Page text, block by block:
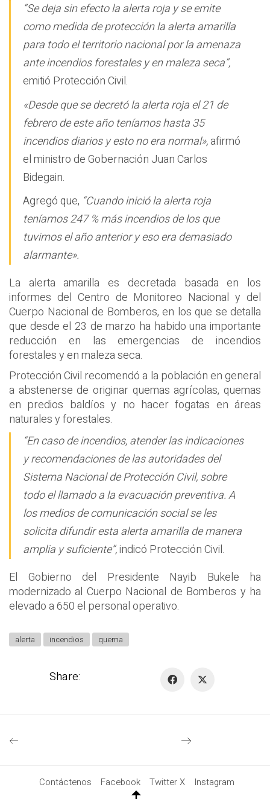
“Se deja sin efecto la alerta roja y se emite
como medida de protección la alerta amarilla
para todo el territorio nacional por la amenaza
ante incendios forestales y en maleza seca”,
emitió Protección Civil.
«Desde que se decretó la alerta roja el 21 de
febrero de este año teníamos hasta 35
incendios diarios y esto no era normal»,afirmó
el ministro de Gobernación Juan Carlos
Bidegain.
Agregó que, “Cuando inició la alerta roja
teníamos 247 % más incendios de los que
tuvimos el año anterior y eso era demasiado
alarmante».
La alerta amarilla es decretada basada en los
informes del Centro de Monitoreo Nacional y del
Cuerpo Nacional de Bomberos, en los que se detalla
que desde el 23 de marzo ha habido una importante
reducción en las emergencias de incendios
forestales y en maleza seca.
Protección Civil recomendó a la población en general
a abstenerse de originar quemas agrícolas, quemas
en predios baldíos y no hacer fogatas en áreas
naturales y forestales.
“En caso de incendios, atender las indicaciones
y recomendaciones de las autoridades del
Sistema Nacional de Protección Civil, sobre
todo el llamado a la evacuación preventiva. A
los medios de comunicación social se les
solicita difundir esta alerta amarilla de manera
amplia y suficiente”,indicó Protección Civil.
El Gobierno del Presidente Nayib Bukele ha
modernizado al Cuerpo Nacional de Bomberos y ha
elevado a 650 el personal operativo.
alerta incendios quema
Share:
Contáctenos Facebook Twitter X
Instagram